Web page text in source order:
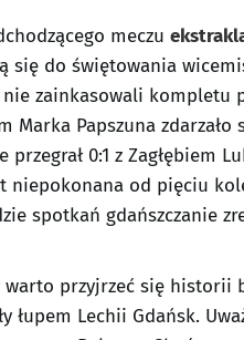
meczu
się do świętowania
nie zainkasowali
Papszuna zdarzało
0:1 z Zagłębiem
niepokonana od pięciu
spotkań gdańszczanie
warto przyjrzeć się historii
łupem Lechii Gdańsk.